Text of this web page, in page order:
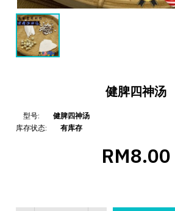
健脾四神汤
型号:
库存状态:
健脾四神汤
有库存
RM8.00